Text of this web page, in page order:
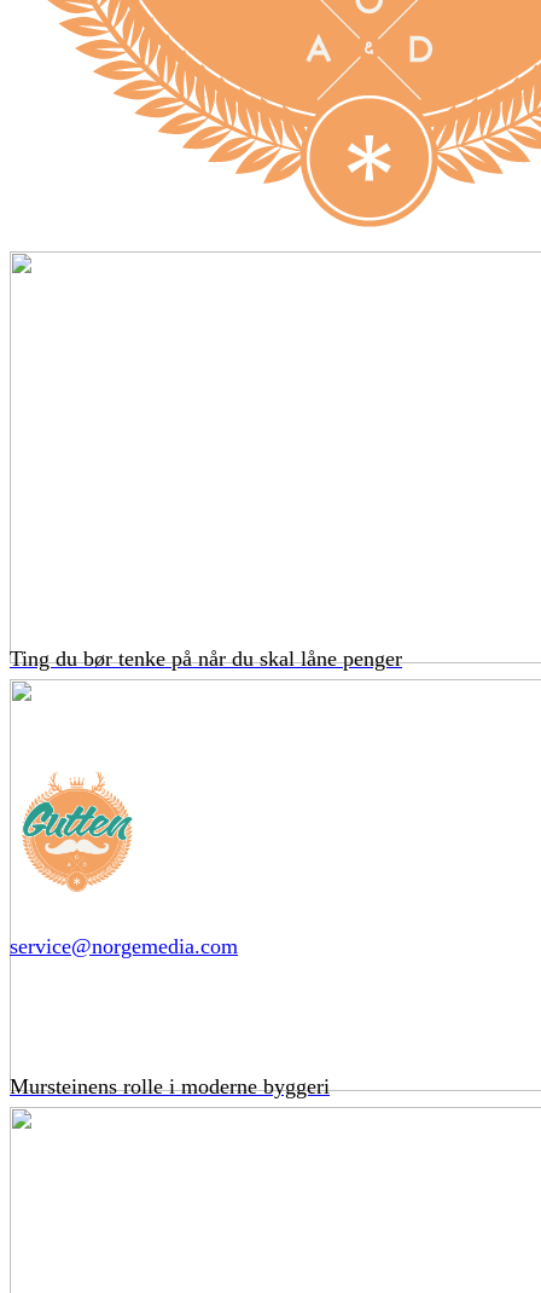
Ting du bør tenke på når du skal låne penger
Mursteinens rolle i moderne byggeri
service@norgemedia.com